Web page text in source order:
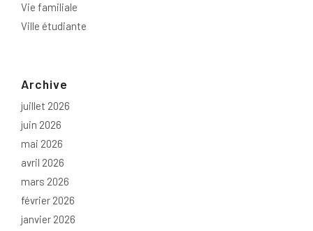
Vie familiale
Ville étudiante
Archive
juillet 2026
juin 2026
mai 2026
avril 2026
mars 2026
février 2026
janvier 2026